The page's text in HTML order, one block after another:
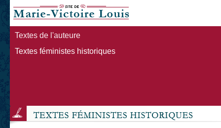
Textes de l'auteure
Textes féministes historiques